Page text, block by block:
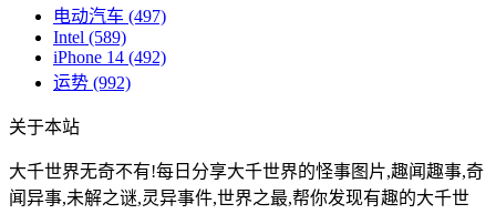
电动汽车 (497)
Intel (589)
iPhone 14 (492)
运势 (992)
关于本站
大千世界无奇不有!每日分享大千世界的怪事图片,趣闻趣事,奇
闻异事,未解之谜,灵异事件,世界之最,帮你发现有趣的大千世